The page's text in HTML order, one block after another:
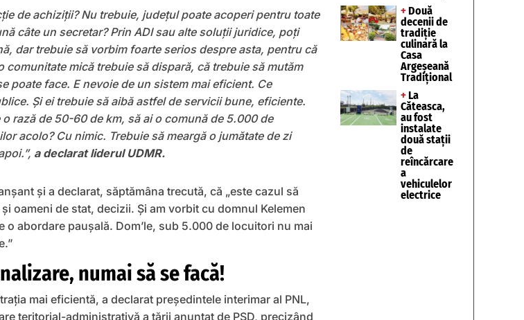
de achiziţii? Nu trebuie, judeţul poate acoperi pentru toate
câte un secretar? Prin ADI sau alte soluţii juridice, poţi
dar trebuie să vorbim foarte serios despre asta, pentru că
mică trebuie să dispară, că trebuie să mutăm
poate face. E nevoie de un sistem mai eficient. Ce
Şi ei trebuie să aibă astfel de servicii bune, eficiente.
rază de 50-60 de km, să ai o comună de 5.000 de
acolo? Cu nimic. Trebuie să meargă o jumătate de zi
a declarat liderul UDMR.
și a declarat, săptămâna trecută, că „este cazul să
oameni de stat, decizii. Şi am vorbit cu domnul Kelemen
abordare pauşală. Dom’le, sub 5.000 de locuitori nu mai
numai să se facă!
mai eficientă, a declarat președintele interimar al PNL,
teritorial-administrativă a țării anunțat de PSD, precizând
+ Două
decenii de
tradiție
culinară la
Casa
Argeșeană
Tradițional
+ La
Căteasca,
au fost
instalate
două stații
de
reîncărcare
a
vehiculelor
electrice